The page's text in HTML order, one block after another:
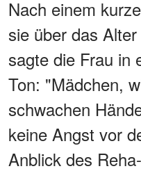
Nach einem
sie über das
sagte die Frau in
Ton: "Mädchen,
schwachen
keine Angst vor
Anblick des